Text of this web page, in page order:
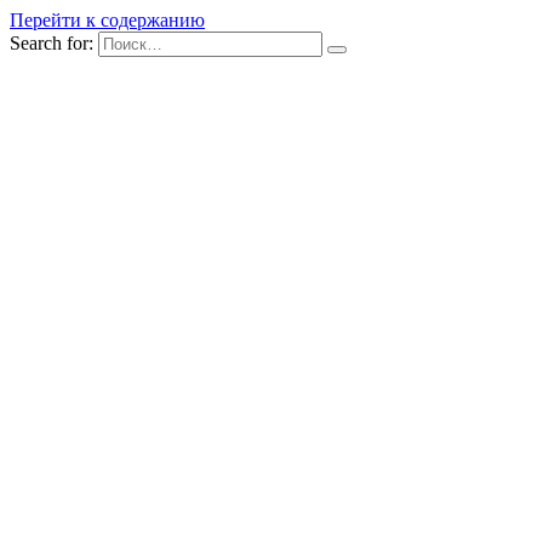
Перейти к содержанию
Search for: